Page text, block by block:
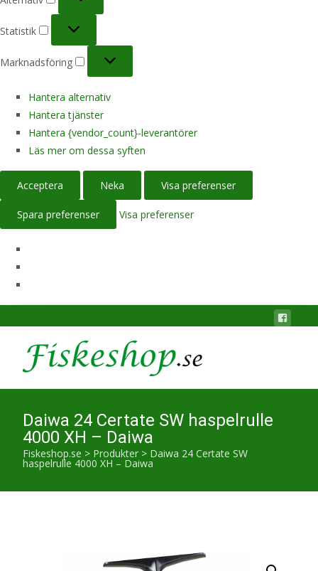
Statistik
Marknadsföring
Hantera alternativ
Hantera tjänster
Hantera {vendor_count}-leverantörer
Läs mer om dessa syften
Acceptera Neka Visa preferenser
Spara preferenser Visa preferenser
Daiwa 24 Certate SW haspelrulle
4000 XH – Daiwa
Fiskeshop.se > Produkter > Daiwa 24 Certate SW
haspelrulle 4000 XH – Daiwa